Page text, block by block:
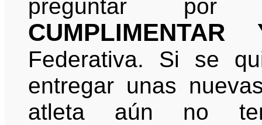
preguntar por
Federativa. Si se
entregar unas
atleta aún no